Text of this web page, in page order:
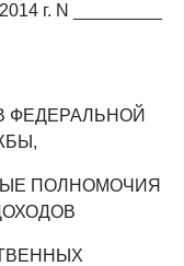
г. N _________
ФЕДЕРАЛЬНОЙ
ПОЛНОМОЧИЯ